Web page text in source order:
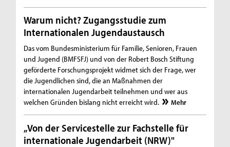
Warum nicht? Zugangsstudie zum
Internationalen Jugendaustausch
Das vom Bundesministerium für Familie, Senioren, Frauen
und Jugend (BMFSFJ) und von der Robert Bosch Stiftung
geförderte Forschungsprojekt widmet sich der Frage, wer
die Jugendlichen sind, die an Maßnahmen der
internationalen Jugendarbeit teilnehmen und wer aus
welchen Gründen bislang nicht erreicht wird.
Mehr
„Von der Servicestelle zur Fachstelle für
internationale Jugendarbeit (NRW)"